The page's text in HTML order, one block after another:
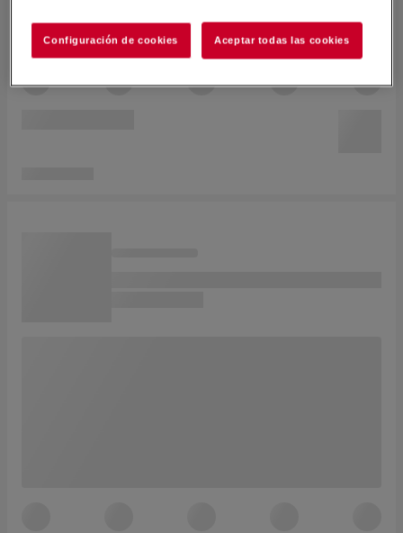
Configuración de cookies Aceptar todas las cookies